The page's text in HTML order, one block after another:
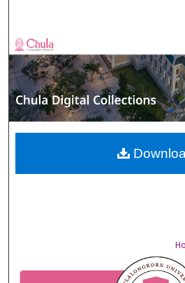
Browse
My
About
Digital